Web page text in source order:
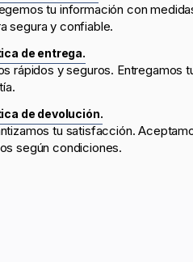
tu información con
segura y confiable.
de entrega.
rápidos y seguros. Entregamos
de devolución.
tu satisfacción.
según condiciones.